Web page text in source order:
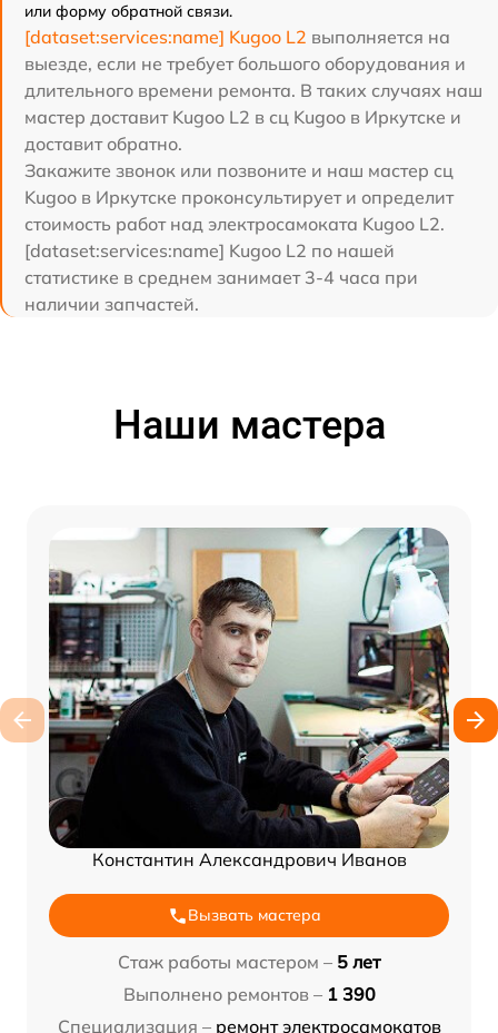
или форму обратной связи.
[dataset:services:name] Kugoo L2 выполняется на
выезде, если не требует большого оборудования и
длительного времени ремонта. В таких случаях наш
мастер доставит Kugoo L2 в сц Kugoo в Иркутске и
доставит обратно.
Закажите звонок или позвоните и наш мастер сц
Kugoo в Иркутске проконсультирует и определит
стоимость работ над электросамоката Kugoo L2.
[dataset:services:name] Kugoo L2 по нашей
статистике в среднем занимает 3-4 часа при
наличии запчастей.
Наши мастера
Константин Александрович Иванов
Вызвать мастера
Стаж работы мастером – 5 лет
Выполнено ремонтов – 1 390
Специализация – ремонт электросамокатов